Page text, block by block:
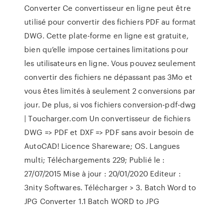
Converter Ce convertisseur en ligne peut être
utilisé pour convertir des fichiers PDF au format
DWG. Cette plate-forme en ligne est gratuite,
bien qu’elle impose certaines limitations pour
les utilisateurs en ligne. Vous pouvez seulement
convertir des fichiers ne dépassant pas 3Mo et
vous êtes limités à seulement 2 conversions par
jour. De plus, si vos fichiers conversion-pdf-dwg
| Toucharger.com Un convertisseur de fichiers
DWG => PDF et DXF => PDF sans avoir besoin de
AutoCAD! Licence Shareware; OS. Langues
multi; Téléchargements 229; Publié le :
27/07/2015 Mise à jour : 20/01/2020 Editeur :
3nity Softwares. Télécharger > 3. Batch Word to
JPG Converter 1.1 Batch WORD to JPG